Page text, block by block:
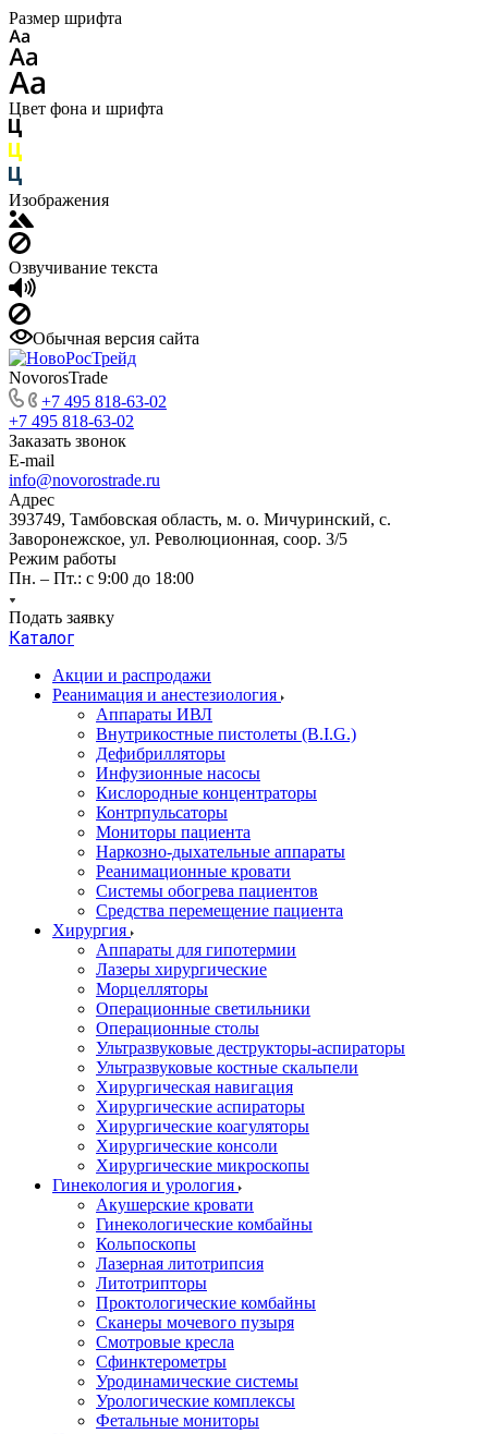
Размер шрифта
Цвет фона и шрифта
Изображения
Озвучивание текста
Обычная версия сайта
NovorosTrade
+7 495 818-63-02
+7 495 818-63-02
Заказать звонок
E-mail
info@novorostrade.ru
Адрес
393749, Тамбовская область, м. о. Мичуринский, с.
Заворонежское, ул. Революционная, соор. 3/5
Режим работы
Пн. – Пт.: с 9:00 до 18:00
Подать заявку
Каталог
Акции и распродажи
Реанимация и анестезиология
Аппараты ИВЛ
Внутрикостные пистолеты (B.I.G.)
Дефибрилляторы
Инфузионные насосы
Кислородные концентраторы
Контрпульсаторы
Мониторы пациента
Наркозно-дыхательные аппараты
Реанимационные кровати
Системы обогрева пациентов
Средства перемещение пациента
Хирургия
Аппараты для гипотермии
Лазеры хирургические
Морцелляторы
Операционные светильники
Операционные столы
Ультразвуковые деструкторы-аспираторы
Ультразвуковые костные скальпели
Хирургическая навигация
Хирургические аспираторы
Хирургические коагуляторы
Хирургические консоли
Хирургические микроскопы
Гинекология и урология
Акушерские кровати
Гинекологические комбайны
Кольпоскопы
Лазерная литотрипсия
Литотрипторы
Проктологические комбайны
Сканеры мочевого пузыря
Смотровые кресла
Сфинктерометры
Уродинамические системы
Урологические комплексы
Фетальные мониторы